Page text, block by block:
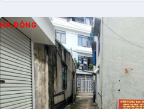
HÀ ĐÔNG